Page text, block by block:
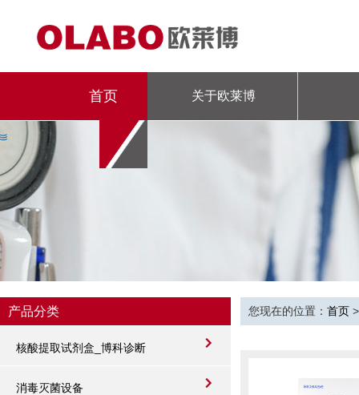
首页 关于欧莱博
产品分类
核酸提取试剂盒_博科诊断
消毒灭菌设备
您现在的位置： 首页